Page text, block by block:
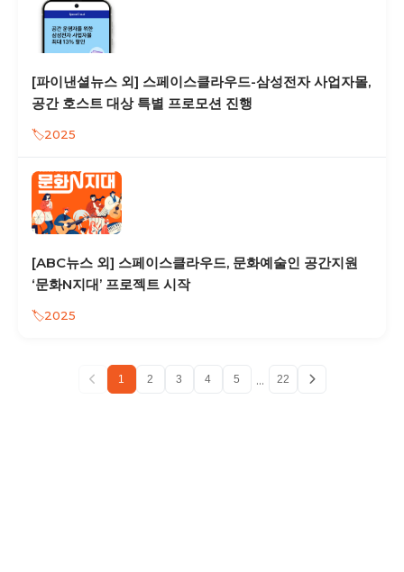
[파이낸셜뉴스 외] 스페이스클라우드-삼성전자 사업자몰,
공간 호스트 대상 특별 프로모션 진행
2025
[ABC뉴스 외] 스페이스클라우드, 문화예술인 공간지원
‘문화N지대’ 프로젝트 시작
2025
1 2 3 4 5 ... 22